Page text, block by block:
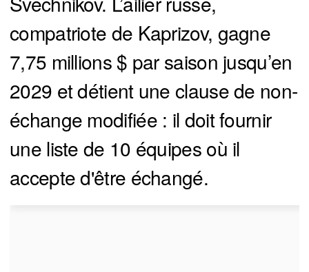
compatriote de Kaprizov, gagne
7,75 millions $ par saison jusqu’en
2029 et détient une clause de non-
échange modifiée : il doit fournir
une liste de 10 équipes où il
accepte d'être échangé.